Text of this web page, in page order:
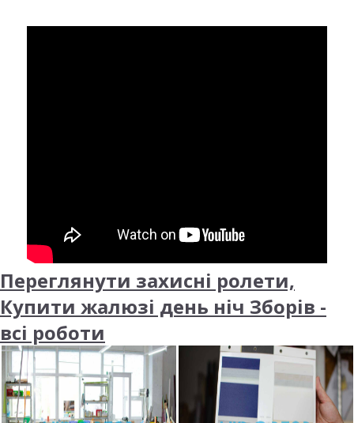
Переглянути захисні ролети,
Купити жалюзі день ніч Зборів -
всі роботи